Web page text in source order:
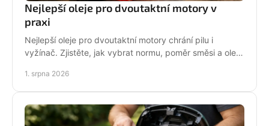
Nejlepší oleje pro dvoutaktní motory v
praxi
Nejlepší oleje pro dvoutaktní motory chrání pilu i
vyžínač. Zjistěte, jak vybrat normu, poměr směsi a olej
1. srpna 2026